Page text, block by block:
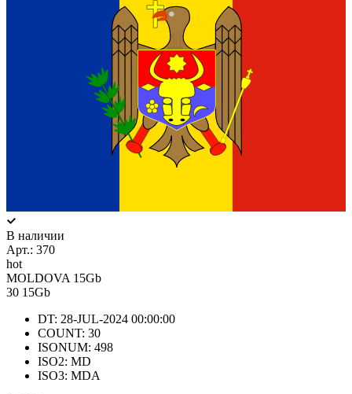
В наличии
Арт.: 370
hot
MOLDOVA 15Gb
30 15Gb
DT: 28-JUL-2024 00:00:00
COUNT: 30
ISONUM: 498
ISO2: MD
ISO3: MDA